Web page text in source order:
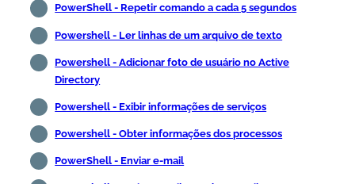
PowerShell - Repetir comando a cada 5 segundos
Powershell - Ler linhas de um arquivo de texto
Powershell - Adicionar foto de usuário no Active
Directory
Powershell - Exibir informações de serviços
Powershell - Obter informações dos processos
PowerShell - Enviar e-mail